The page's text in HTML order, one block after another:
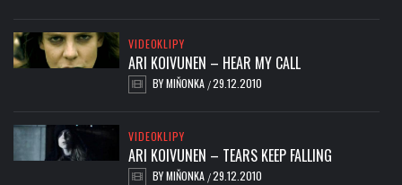
VIDEOKLIPY
ARI KOIVUNEN – HEAR MY CALL
BYMIŇONKA /29.12.2010
VIDEOKLIPY
ARI KOIVUNEN – TEARS KEEP FALLING
BYMIŇONKA /29.12.2010